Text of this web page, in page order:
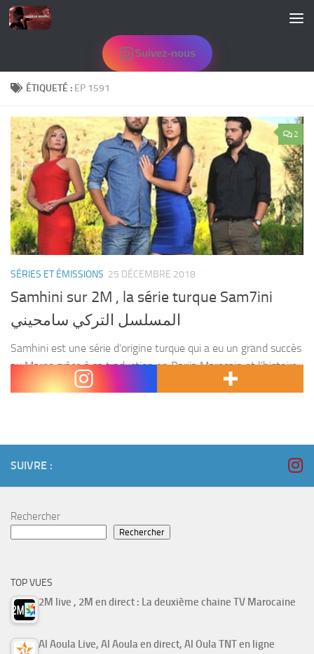
Skip to content
Suivez-nous
ÉTIQUETÉ : EP 1591
2
SÉRIES ET ÉMISSIONS 25 DÉCEMBRE 2018
Samhini sur 2M , la série turque Sam7ini
المسلسل التركي سامحيني
Samhini est une série d’origine turque qui a eu un grand succès
au Maroc grâce à sa traduction en Darija Marocain et l’histoire
unique tourné par les héros de la série Manar et Kamal....
SUIVRE :
Rechercher
Rechercher
TOP VUES
2M live , 2M en direct : La deuxième chaine TV Marocaine
Al Aoula Live, Al Aoula en direct, Al Oula TNT en ligne